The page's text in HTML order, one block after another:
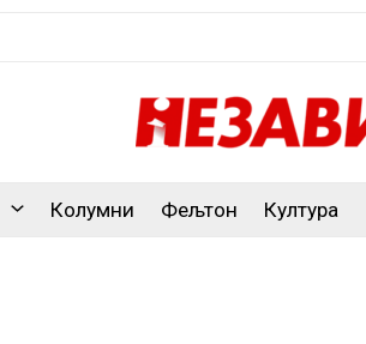
Колумни Фељтон Култура